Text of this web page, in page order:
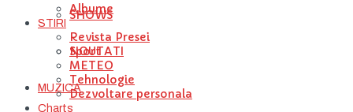
SHOWS
NOUTATI
MUZICA
Albume
STIRI
Revista Presei
Sport
METEO
Tehnologie
Dezvoltare personala
Charts